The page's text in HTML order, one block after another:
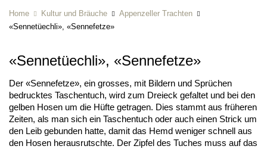
Home Kultur und Bräuche
Appenzeller Trachten
«Sennetüechli», «Sennefetze»
«Sennetüechli», «Sennefetze»
Der «Sennefetze», ein grosses, mit Bildern und Sprüchen
bedrucktes Taschentuch, wird zum Dreieck gefaltet und bei den
gelben Hosen um die Hüfte getragen. Dies stammt aus früheren
Zeiten, als man sich ein Taschentuch oder auch einen Strick um
den Leib gebunden hatte, damit das Hemd weniger schnell aus
den Hosen herausrutschte. Der Zipfel des Tuches muss auf das